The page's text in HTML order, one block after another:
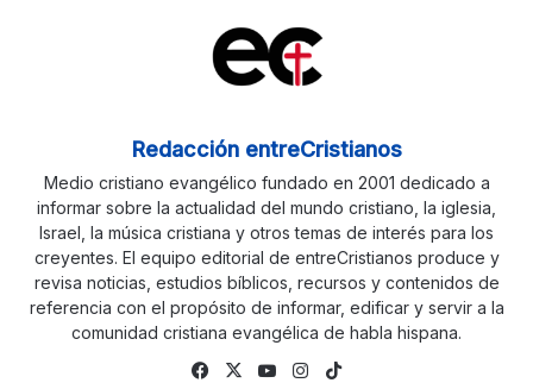
Redacción entreCristianos
Medio cristiano evangélico fundado en 2001 dedicado a
informar sobre la actualidad del mundo cristiano, la iglesia,
Israel, la música cristiana y otros temas de interés para los
creyentes. El equipo editorial de entreCristianos produce y
revisa noticias, estudios bíblicos, recursos y contenidos de
referencia con el propósito de informar, edificar y servir a la
comunidad cristiana evangélica de habla hispana.
Fa
X
Yo
Ins